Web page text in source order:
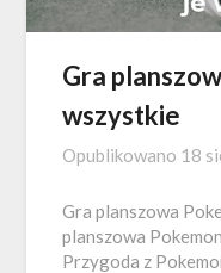
Gra
wszystkie
Opublikowano 18
Gra planszowa
planszowa
Przygoda z